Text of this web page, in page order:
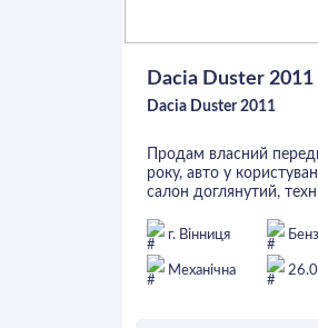
Dacia Duster 2011
Dacia Duster 2011
Продам власний
року, авто у
салон доглянутий,
перевірок. Нещодавно
помпа, масла та всі
без підтікань, по
Два ключі. Літні шини
г. Вінниця
Механічна